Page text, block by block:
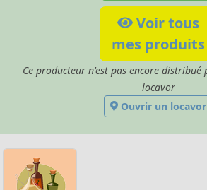
Voir tous
mes produits
Ce producteur n'est pas encore
locavor
Ouvrir un locavor